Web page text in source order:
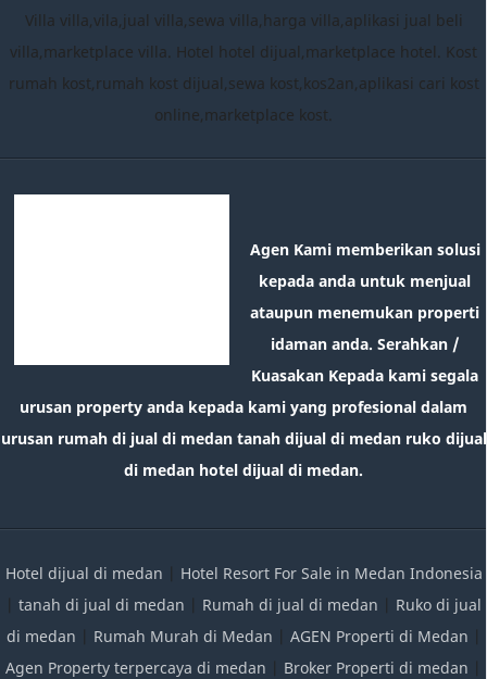
Villa villa,vila,jual villa,sewa villa,harga villa,aplikasi jual beli
villa,marketplace villa. Hotel hotel dijual,marketplace hotel. Kost
rumah kost,rumah kost dijual,sewa kost,kos2an,aplikasi cari kost
online,marketplace kost.
Agen Kami memberikan solusi
kepada anda untuk menjual
ataupun menemukan properti
idaman anda. Serahkan /
Kuasakan Kepada kami segala
urusan property anda kepada kami yang profesional dalam
urusan rumah di jual di medan tanah dijual di medan ruko dijual
di medan hotel dijual di medan.
Hotel dijual di medan | Hotel Resort For Sale in Medan Indonesia
| tanah di jual di medan | Rumah di jual di medan | Ruko di jual
di medan | Rumah Murah di Medan | AGEN Properti di Medan |
Agen Property terpercaya di medan | Broker Properti di medan |